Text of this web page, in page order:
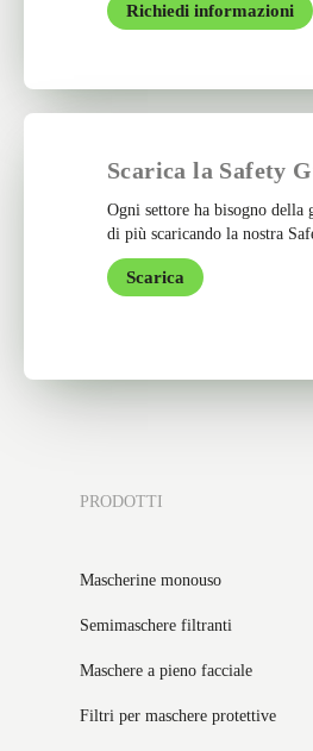
Richiedi informazioni
Scarica la Safety
Ogni settore ha bisogno della
di più scaricando la nostra
Scarica
PRODOTTI
Mascherine monouso
Semimaschere filtranti
Maschere a pieno facciale
Filtri per maschere protettive